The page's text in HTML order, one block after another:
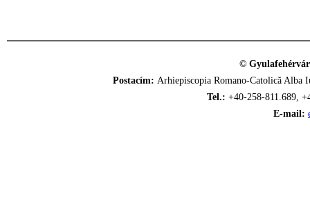
©
Postacím: Arhiepiscopia Romano-Catolică
Tel.: +40-258-811.689,
E-mail: